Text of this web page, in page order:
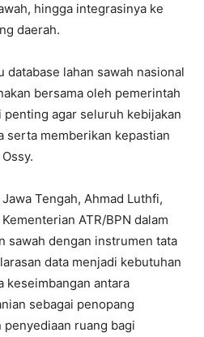
hingga integrasinya ke
daerah.
database lahan sawah nasional
bersama oleh pemerintah
penting agar seluruh kebijakan
serta memberikan kepastian
Tengah, Ahmad Luthfi,
ATR/BPN dalam
sawah dengan instrumen tata
data menjadi kebutuhan
keseimbangan antara
sebagai penopang
penyediaan ruang bagi